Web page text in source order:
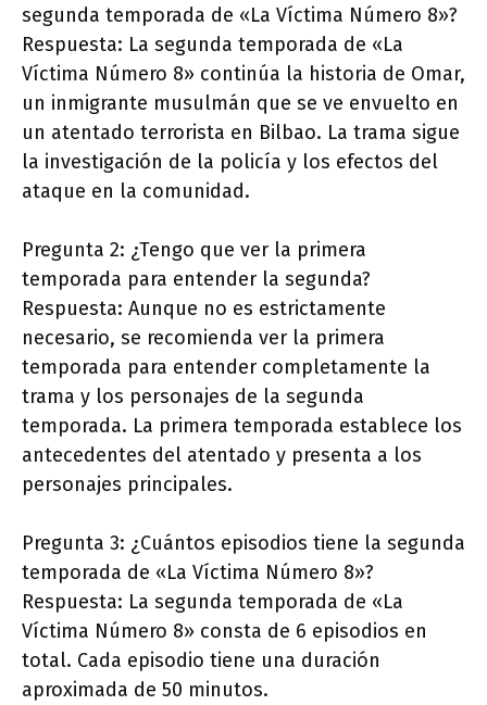
segunda temporada de «La Víctima Número 8»?
Respuesta: La segunda temporada de «La
Víctima Número 8» continúa la historia de Omar,
un inmigrante musulmán que se ve envuelto en
un atentado terrorista en Bilbao. La trama sigue
la investigación de la policía y los efectos del
ataque en la comunidad.
Pregunta 2: ¿Tengo que ver la primera
temporada para entender la segunda?
Respuesta: Aunque no es estrictamente
necesario, se recomienda ver la primera
temporada para entender completamente la
trama y los personajes de la segunda
temporada. La primera temporada establece los
antecedentes del atentado y presenta a los
personajes principales.
Pregunta 3: ¿Cuántos episodios tiene la segunda
temporada de «La Víctima Número 8»?
Respuesta: La segunda temporada de «La
Víctima Número 8» consta de 6 episodios en
total. Cada episodio tiene una duración
aproximada de 50 minutos.